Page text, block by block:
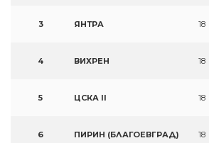
3 ЯНТРА 18
4 ВИХРЕН 18
5 ЦСКА II 18
6 ПИРИН (БЛАГОЕВГРАД) 18